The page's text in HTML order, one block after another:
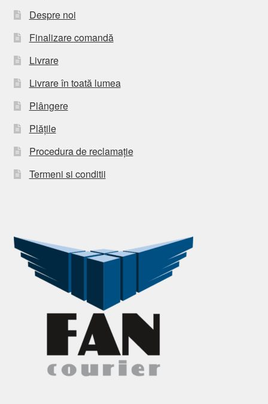
Despre noi
Finalizare comandă
Livrare
Livrare în toată lumea
Plângere
Plățile
Procedura de reclamație
Termeni si conditii